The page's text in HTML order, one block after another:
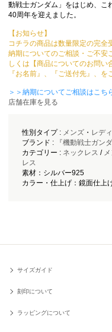
動戦士ガンダム」をはじめ、こ
40周年を迎えました。
【お知らせ】
コチラの商品は数量限定の完全
納期についてのご相談・ご不安
しくは【商品についてのお問い
『お名前』、『ご送付先』、を
＞＞納期についてご相談はこち
店舗在庫を見る
性別タイプ : メンズ・ レデ
ブランド :
『機動戦士ガンダ
カテゴリー : ネックレス /
レス
素材：シルバー925
カラー・仕上げ：鏡面仕上
サイズガイド
刻印について
ラッピングについて